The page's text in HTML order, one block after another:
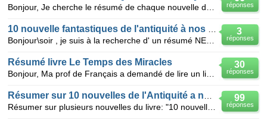
réponses
3
réponses
30
réponses
Résumé livre Le Temps des Miracles
99
réponses